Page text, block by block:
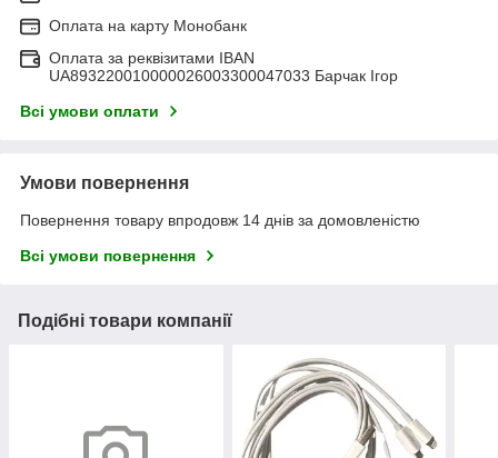
Оплата на карту Монобанк
Оплата за реквізитами IBAN
UA893220010000026003300047033 Барчак Ігор
Всі умови оплати
Умови повернення
Повернення товару впродовж 14 днів за домовленістю
Всі умови повернення
Подібні товари компанії